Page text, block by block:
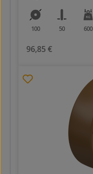
100 50 600
96,85 €